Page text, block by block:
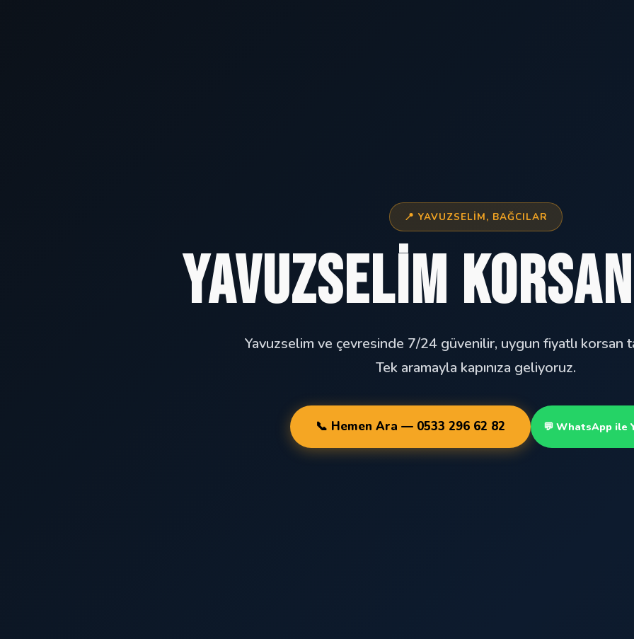
📍 YAVUZSELIM, BAĞCILAR
Yavuzselim
Yavuzselim ve çevresinde 7/24 güvenilir, uygun fiyatlı korsan
Tek aramayla kapınıza geliyoruz.
📞 Hemen Ara — 0533 296 62 82 💬 WhatsApp ile